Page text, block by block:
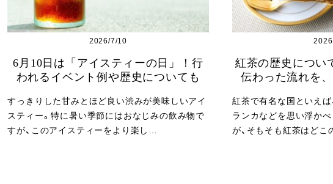
2026/7/10
6月10日は「アイスティーの日」！行
われるイベント例や歴史についても
すっきりした甘みとほど良い渋みが美味しいアイ
スティー。特に暑い季節にはおなじみの飲み物で
すが、このアイスティーをより楽し…
紅茶の歴史につい
伝わった流れを
紅茶で有名な国といえば
ランカなどを思い浮か
が、そもそも紅茶はどこ